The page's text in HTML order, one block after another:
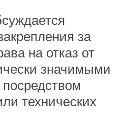
за
на отказ от
значимыми
технических